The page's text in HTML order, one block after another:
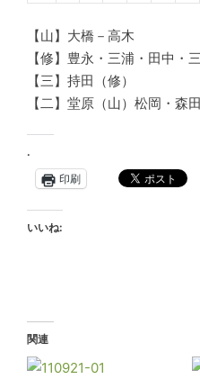
【山】大橋－高木
【修】豊永・三浦・田中・
【三】持田（修）
【二】堂原（山）松岡・森
.
印刷
いいね:
関連